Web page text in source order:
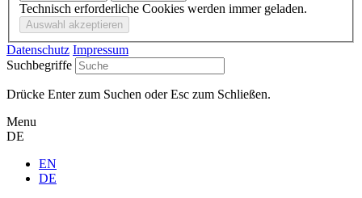
Technisch erforderliche Cookies werden immer geladen.
Datenschutz Impressum
Suchbegriffe
Drücke Enter zum Suchen oder Esc zum Schließen.
Menu
DE
EN
DE